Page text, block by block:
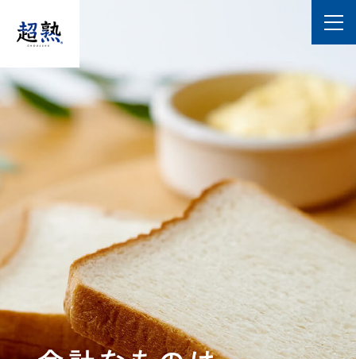
超熟・超熟山型
超熟 国産小麦
超熟ライ麦入り
超熟ロール